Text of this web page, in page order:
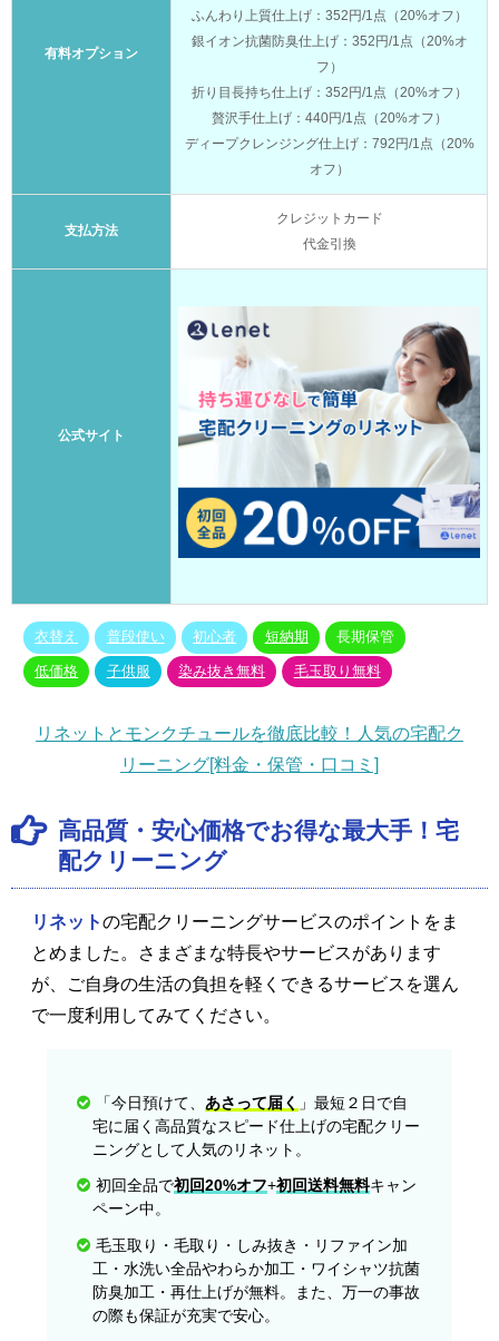
有料オプション
ふんわり上質仕上げ：352円/1点（20%オフ）
銀イオン抗菌防臭仕上げ：352円/1点（20%オ
フ）
折り目長持ち仕上げ：352円/1点（20%オフ）
贅沢手仕上げ：440円/1点（20%オフ）
ディープクレンジング仕上げ：792円/1点（20%
オフ）
支払方法
クレジットカード
代金引換
公式サイト
衣替え 普段使い 初心者 短納期 長期保管
低価格 子供服 染み抜き無料 毛玉取り無料
リネットとモンクチュールを徹底比較！人気の宅配ク
リーニング[料金・保管・口コミ]
高品質・安心価格でお得な最大手！宅
配クリーニング
リネットの宅配クリーニングサービスのポイントをま
とめました。さまざまな特長やサービスがあります
が、ご自身の生活の負担を軽くできるサービスを選ん
で一度利用してみてください。
「今日預けて、 あさって届く 」最短２日で自
宅に届く高品質なスピード仕上げの宅配クリー
ニングとして人気のリネット。
初回全品で初回20%オフ+初回送料無料キャン
ペーン中。
毛玉取り・毛取り・しみ抜き・リファイン加
工・水洗い全品やわらか加工・ワイシャツ抗菌
防臭加工・再仕上げが無料。また、万一の事故
の際も保証が充実で安心。